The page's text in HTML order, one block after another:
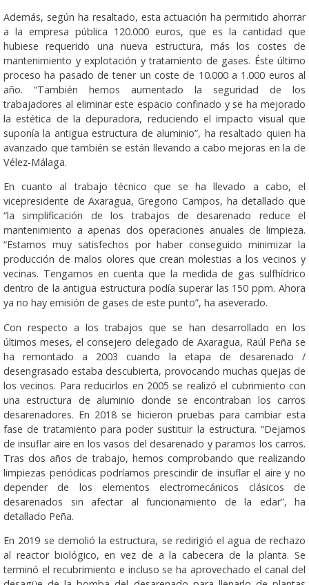
Además, según ha resaltado, esta actuación ha permitido ahorrar
a la empresa pública 120.000 euros, que es la cantidad que
hubiese requerido una nueva estructura, más los costes de
mantenimiento y explotación y tratamiento de gases. Éste último
proceso ha pasado de tener un coste de 10.000 a 1.000 euros al
año. “También hemos aumentado la seguridad de los
trabajadores al eliminar este espacio confinado y se ha mejorado
la estética de la depuradora, reduciendo el impacto visual que
suponía la antigua estructura de aluminio”, ha resaltado quien ha
avanzado que también se están llevando a cabo mejoras en la de
Vélez-Málaga.
En cuanto al trabajo técnico que se ha llevado a cabo, el
vicepresidente de Axaragua, Gregorio Campos, ha detallado que
“la simplificación de los trabajos de desarenado reduce el
mantenimiento a apenas dos operaciones anuales de limpieza.
“Estamos muy satisfechos por haber conseguido minimizar la
producción de malos olores que crean molestias a los vecinos y
vecinas. Tengamos en cuenta que la medida de gas sulfhídrico
dentro de la antigua estructura podía superar las 150 ppm. Ahora
ya no hay emisión de gases de este punto”, ha aseverado.
Con respecto a los trabajos que se han desarrollado en los
últimos meses, el consejero delegado de Axaragua, Raúl Peña se
ha remontado a 2003 cuando la etapa de desarenado /
desengrasado estaba descubierta, provocando muchas quejas de
los vecinos. Para reducirlos en 2005 se realizó el cubrimiento con
una estructura de aluminio donde se encontraban los carros
desarenadores. En 2018 se hicieron pruebas para cambiar esta
fase de tratamiento para poder sustituir la estructura. “Dejamos
de insuflar aire en los vasos del desarenado y paramos los carros.
Tras dos años de trabajo, hemos comprobando que realizando
limpiezas periódicas podríamos prescindir de insuflar el aire y no
depender de los elementos electromecánicos clásicos de
desarenados sin afectar al funcionamiento de la edar”, ha
detallado Peña.
En 2019 se demolió la estructura, se redirigió el agua de rechazo
al reactor biológico, en vez de a la cabecera de la planta. Se
terminó el recubrimiento e incluso se ha aprovechado el canal del